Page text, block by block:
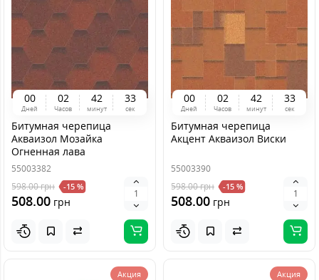
00
Дней
02
Часов
42
минут
33
сек
Битумная черепица
Акваизол Мозайка
Огненная лава
55003382
598.00грн -15 %
508.00 грн
00
Дней
02
Часов
42
минут
33
сек
Битумная черепица
Акцент Акваизол Виски
55003390
598.00грн -15 %
508.00 грн
Акция
Акция